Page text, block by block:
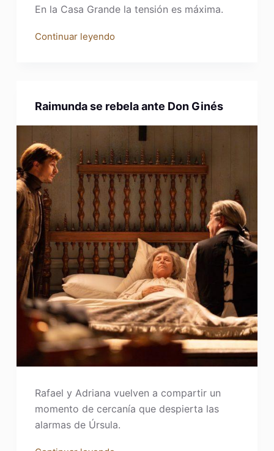
En la Casa Grande la tensión es máxima.
Continuar leyendo
Raimunda se rebela ante Don Ginés
Rafael y Adriana vuelven a compartir un
momento de cercanía que despierta las
alarmas de Úrsula.